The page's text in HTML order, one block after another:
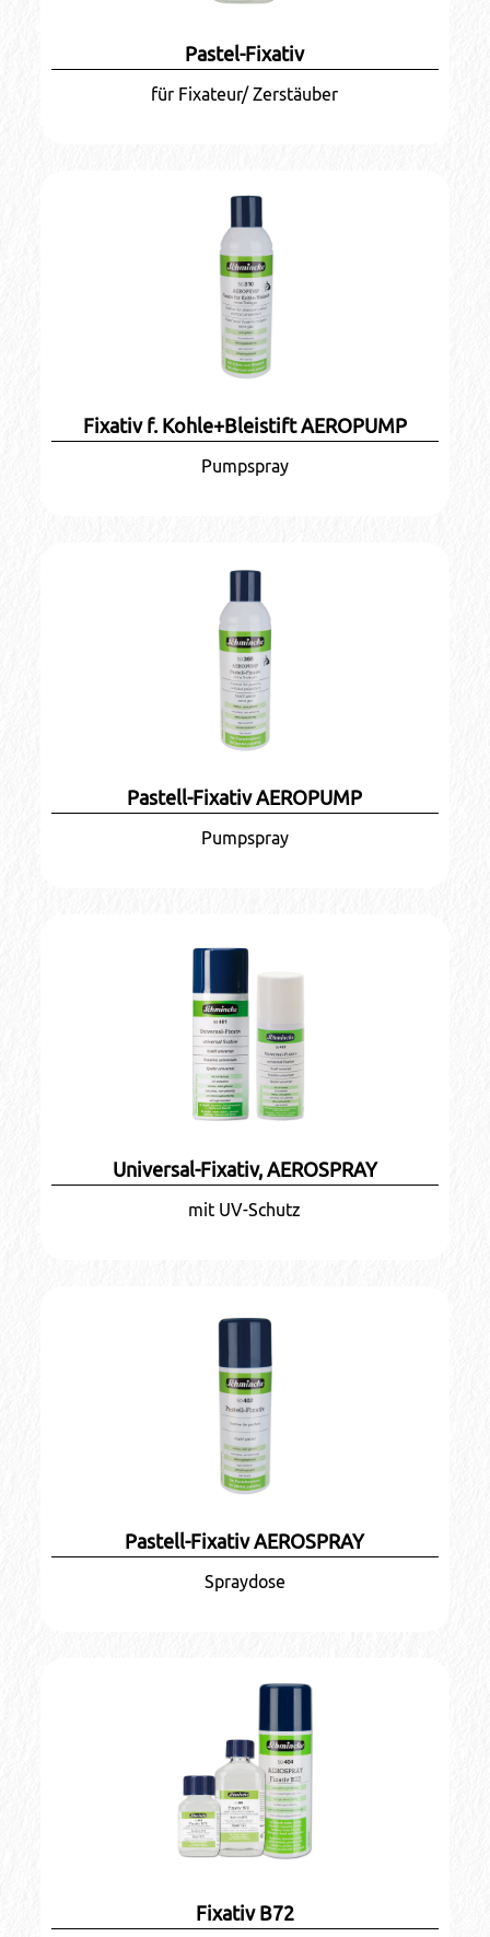
Pastel-Fixativ
für Fixateur/ Zerstäuber
Fixativ f. Kohle+Bleistift AEROPUMP
Pumpspray
Pastell-Fixativ AEROPUMP
Pumpspray
Universal-Fixativ, AEROSPRAY
mit UV-Schutz
Pastell-Fixativ AEROSPRAY
Spraydose
Fixativ B72